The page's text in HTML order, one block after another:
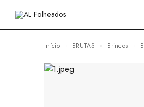
Início BRUTAS Brincos